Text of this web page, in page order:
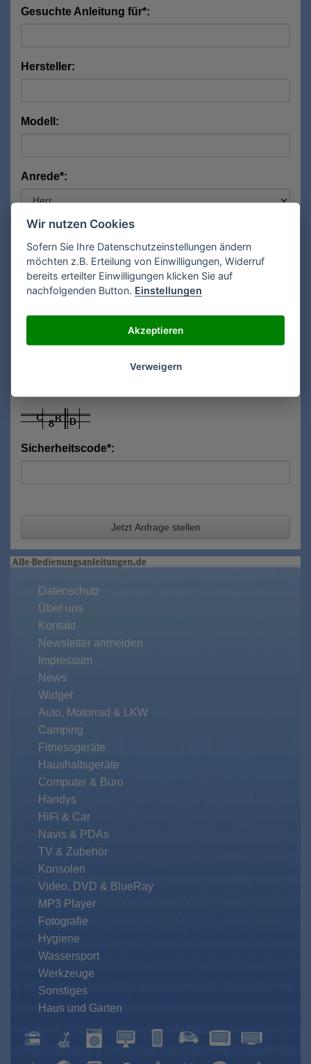
Gesuchte Anleitung für*:
Hersteller:
Modell:
Anrede*:
Vorname*:
Nachname*:
E-Mail**:
Sicherheitscode*:
Jetzt Anfrage stellen
Datenschutz
Über uns
Kontakt
Newsletter anmelden
Impressum
News
Widget
Auto, Motorrad & LKW
Camping
Fitnessgeräte
Haushaltsgeräte
Computer & Büro
Handys
HiFi & Car
Navis & PDAs
TV & Zubehör
Konsolen
Video, DVD & BlueRay
MP3 Player
Fotografie
Hygiene
Wassersport
Werkzeuge
Sonstiges
Haus und Garten
Wir nutzen Cookies
Sofern Sie Ihre Datenschutzeinstellungen ändern
möchten z.B. Erteilung von Einwilligungen, Widerruf
bereits erteilter Einwilligungen klicken Sie auf
nachfolgenden Button. Einstellungen
Akzeptieren
Verweigern